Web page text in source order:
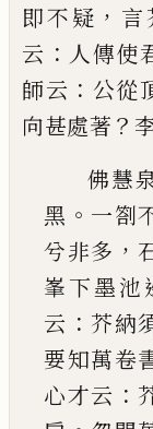
即不疑 ， 言
云 ： 人傳使
師云 ： 公從
向甚處著 ？
佛慧
黑 。 一劄
兮非多 ，
峯下墨池
云 ： 芥納
要知萬卷
心才云 ：